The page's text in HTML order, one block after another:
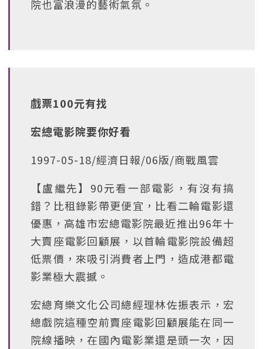
院也富浪漫的藝術氣氛。
戲票100元有找
宏總電影院要你好看
1997-05-18/經濟日報/06版/商戰風雲
【盧繼先】90元看一部電影，有沒有搞
錯？比租錄影帶更便宜，比看二輪電影還
優惠，高雄市宏總電影院最近推出96年十
大賣座電影回顧展，以首輪電影院設備超
低票價，來吸引消費者上門，造成港都電
影業極大震撼。
宏總育樂文化公司總經理林佐振表示，宏
總戲院這種空前賣座電影回顧展能在同一
院線播映，在國內電影業還是頭一次，因